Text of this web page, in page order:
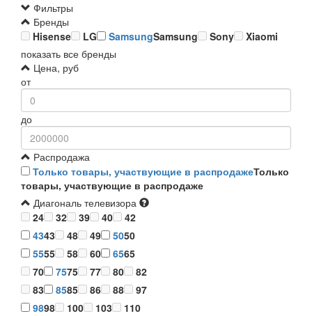
Фильтры
Бренды
Hisense
LG SamsungSamsung Sony
Xiaomi
показать все бренды
Цена, руб
от
до
Распродажа
Только товары, участвующие в распродажеТолько
товары, участвующие в распродаже
Диагональ телевизора
24
32 39 40
42
4343 48 49 5050
5555 58 60 6565
70
7575 77 80
82
83
8585 86 88
97
9898 100 103
110